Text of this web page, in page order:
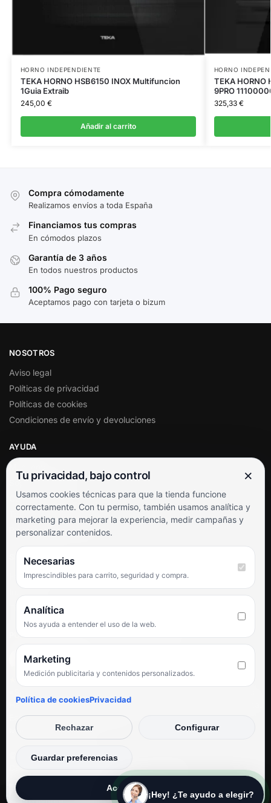
HORNO INDEPENDIENTE
TEKA HORNO HSB6150 INOX Multifuncion
1Guia Extraib
245,00 €
Añadir al carrito
HORNO
TEKA HORNO
9PRO
325,33 €
Compra cómodamente
Realizamos envíos a toda España
Financiamos tus compras
En cómodos plazos
Garantía de 3 años
En todos nuestros productos
100% Pago seguro
Aceptamos pago con tarjeta o bizum
NOSOTROS
Aviso legal
Políticas de privacidad
Políticas de cookies
Condiciones de envío y devoluciones
AYUDA
Soporte al cliente
Contacto
Términos y condiciones
Preguntas frecuentes
SÍGUENOS
Facebook
TikTok
PUNTUACIÓN DE 4,6 SOBRE 5 EN GOOGLE
★★★★★
Hemos comprado en varias ocasiones y siempre dan respuesta.
Espectacular, servicio de 10.»
Iván Rodríguez Ramos
© Electrodirecto 2026
Desarrollo y mantenimiento por SitiosWebPRO
¡Hey! ¿Te ayudo a elegir?
Tu privacidad, bajo control ×
Usamos cookies técnicas para que la tienda funcione
correctamente. Con tu permiso, también usamos analítica y
marketing para mejorar la experiencia, medir campañas y
personalizar contenidos.
Necesarias
Imprescindibles para carrito, seguridad y compra.
Analítica
Nos ayuda a entender el uso de la web.
Marketing
Medición publicitaria y contenidos personalizados.
Política de cookiesPrivacidad
Rechazar Configurar
Guardar preferencias
Aceptar todas
Privacidad